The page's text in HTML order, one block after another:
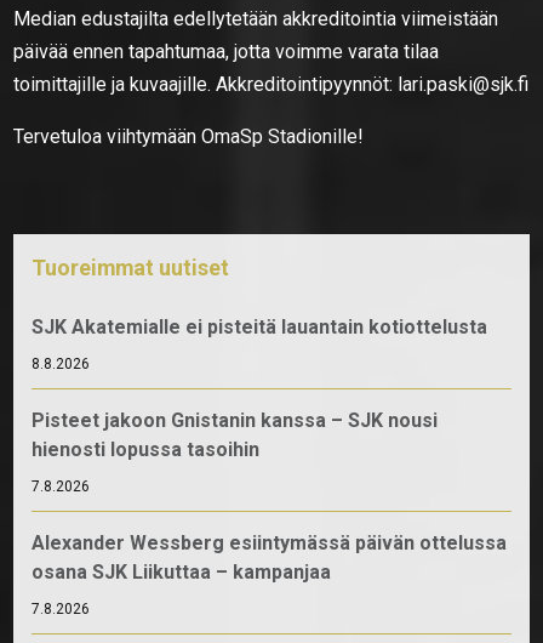
Median edustajilta edellytetään akkreditointia viimeistään
päivää ennen tapahtumaa, jotta voimme varata tilaa
toimittajille ja kuvaajille. Akkreditointipyynnöt: lari.paski@sjk.fi
Tervetuloa viihtymään OmaSp Stadionille!
Tuoreimmat uutiset
SJK Akatemialle ei pisteitä lauantain kotiottelusta
8.8.2026
Pisteet jakoon Gnistanin kanssa – SJK nousi
hienosti lopussa tasoihin
7.8.2026
Alexander Wessberg esiintymässä päivän ottelussa
osana SJK Liikuttaa – kampanjaa
7.8.2026